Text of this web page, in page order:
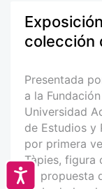
Accesibilidad
colección
Presentada
a la
Universidad
de Estudios y
por primera
Tàpies, figura
La propuesta